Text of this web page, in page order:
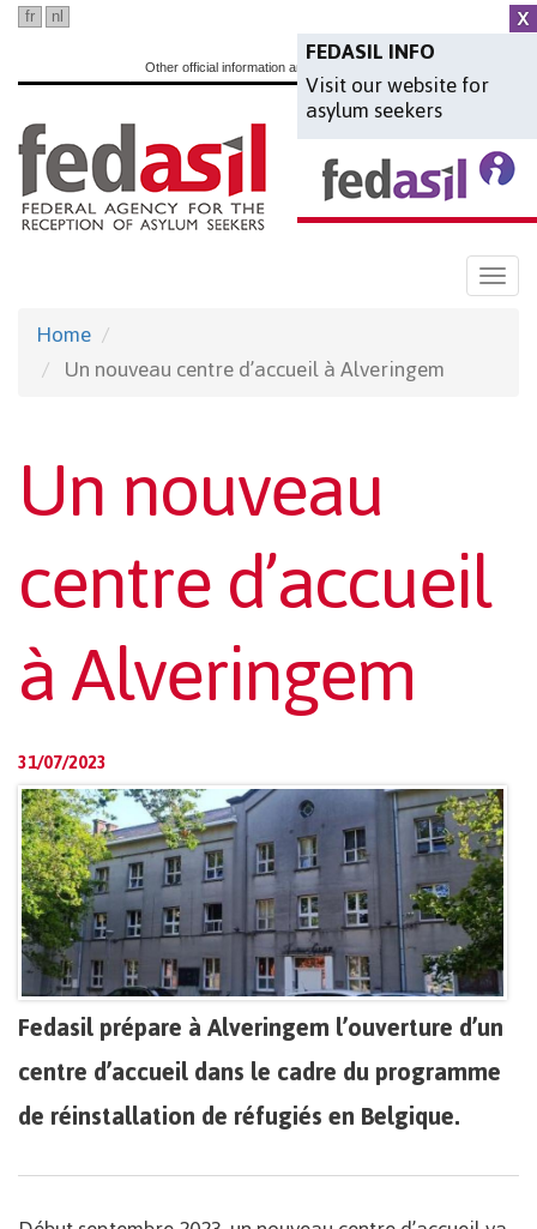
Skip
main
content
FEDASIL INFO
Visit our website for
asylum seekers
fr nl
Other official information and services:
Home
Un nouveau centre d’accueil à Alveringem
Un nouveau
centre d’accueil
à Alveringem
31/07/2023
Fedasil prépare à Alveringem l’ouverture d’un
centre d’accueil dans le cadre du programme
de réinstallation de réfugiés en Belgique.